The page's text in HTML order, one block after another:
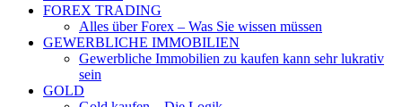
FOREX TRADING
Alles über Forex – Was Sie wissen müssen
GEWERBLICHE IMMOBILIEN
Gewerbliche Immobilien zu kaufen kann sehr lukrativ
sein
GOLD